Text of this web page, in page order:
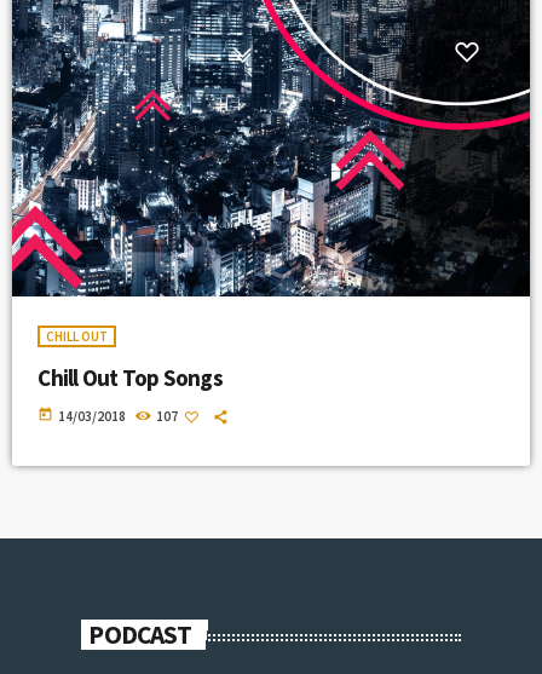
CHILL OUT
Chill Out Top Songs
today 14/03/2018 107
PODCAST